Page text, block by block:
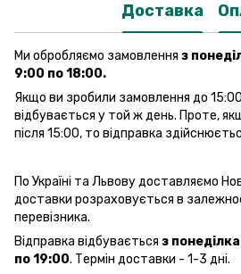
Доставка
Ми обробляємо замовлення з
9:00 по 18:00.
Якщо ви зробили замовлення до
відбувається у той ж день. Проте,
після 15:00, то відправка
По Україні та Львову доставляємо
доставки розраховується в
перевізника.
Відправка відбувається з
по 19:00. Термін доставки - 1-3 дні.